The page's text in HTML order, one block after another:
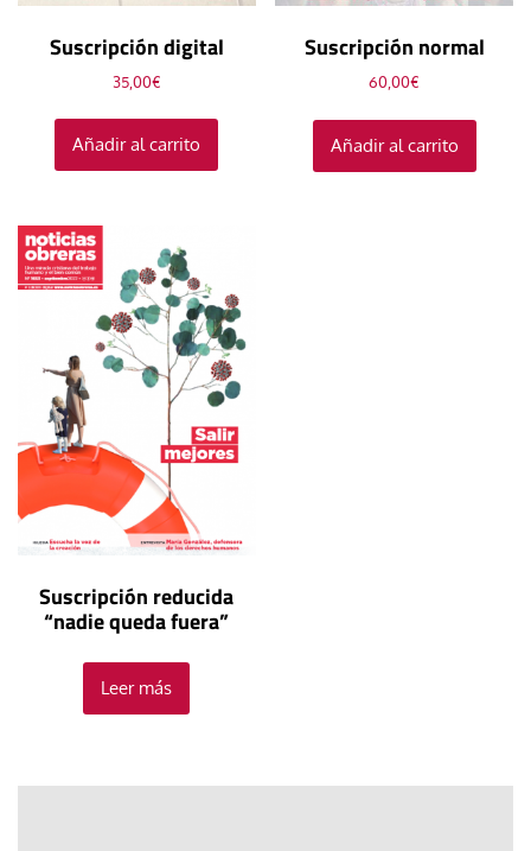
Suscripción digital
35,00€
Añadir al carrito
Suscripción normal
60,00€
Añadir al carrito
Suscripción reducida
“nadie queda fuera”
Leer más